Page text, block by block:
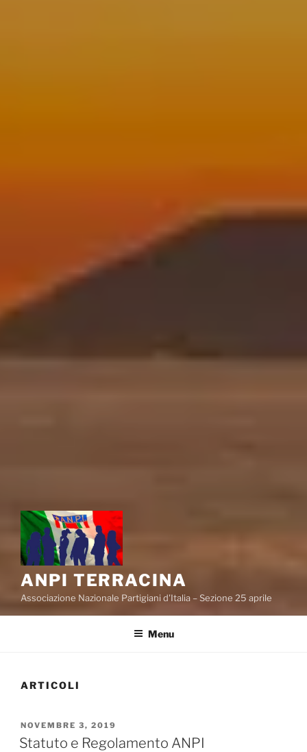
ANPI TERRACINA
Associazione Nazionale Partigiani d'Italia – Sezione 25 aprile
Menu
ARTICOLI
PUBBLICATO
IL
NOVEMBRE 3, 2019
Statuto e Regolamento ANPI